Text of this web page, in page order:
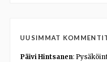
UUSIMMAT
Päivi Hintsanen: